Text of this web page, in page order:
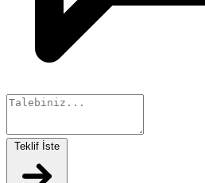
Teklif İste